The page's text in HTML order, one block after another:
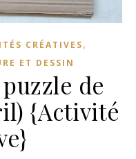
CRÉATIVES,
ET DESSIN
de
{Activité